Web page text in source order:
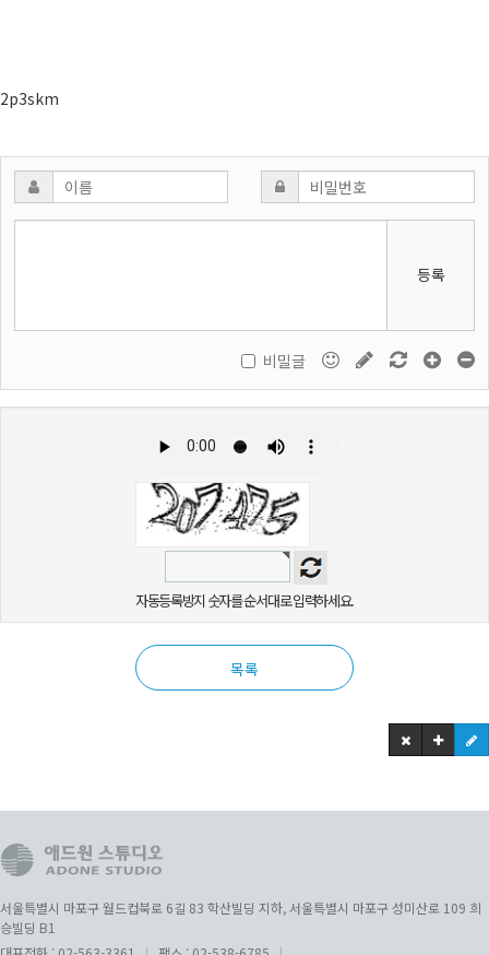
2p3skm
등록
비밀글
자동등록방지 숫자를 순서대로 입력하세요.
목록
서울특별시 마포구 월드컵북로 6길 83 학산빌딩 지하, 서울특별시 마포구 성미산로 109 희
승빌딩 B1